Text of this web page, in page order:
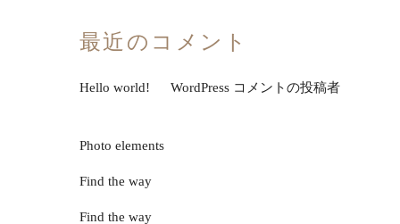
最近のコメント
Hello world!
WordPress コメントの投稿者
Photo elements
Find the way
Find the way